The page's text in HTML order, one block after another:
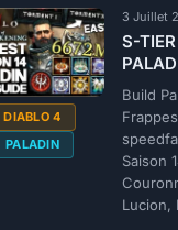
DIABLO 4
PALADIN
3 Juillet
S-
Ailées
|
Build
Saison
Lucion,